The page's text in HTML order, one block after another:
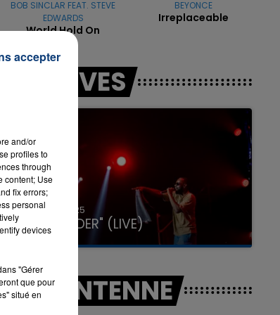
7h00 - 11h00
LA TEAM DE L'ÉTÉ
BOB SINCLAR FEAT. STEVE
EDWARDS
World Hold On
BEYONCE
Irreplaceable
LES LIVES
31 janvier 2025
GIMS "SPIDER" (LIVE)
A L'ANTENNE
and/or
profiles to
through
content; Use
fix errors;
personal
devices
"Gérer
que pour
situé en
accepter